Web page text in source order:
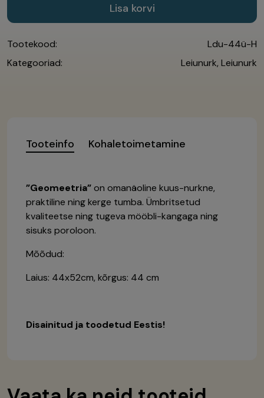
Lisa korvi
Tootekood:
Ldu-44ü-H
Kategooriad:
Leiunurk, Leiunurk
Tooteinfo Kohaletoimetamine
”Geomeetria”on omanäoline kuus-nurkne,
praktiline ning kerge tumba. Ümbritsetud
kvaliteetse ning tugeva mööbli-kangaga ning
sisuks poroloon.
Mõõdud:
Laius: 44x52cm, kõrgus: 44 cm
Disainitud ja toodetud Eestis!